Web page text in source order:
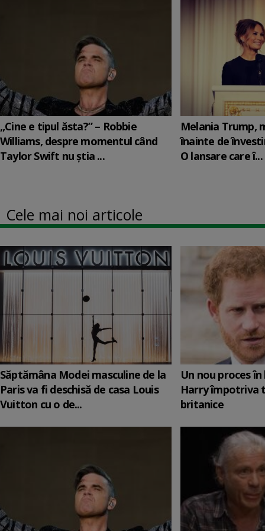
„Cine e tipul ăsta?” – Robbie
Williams, despre momentul când
Taylor Swift nu știa ...
Melania Trump,
înainte de
O lansare care î...
Cele mai noi articole
Săptămâna Modei masculine de la
Paris va fi deschisă de casa Louis
Vuitton cu o de...
Un nou proces
Harry împotriva
britanice